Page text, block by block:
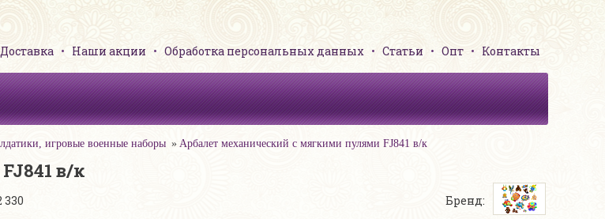
Доставка Наши акции Обработка персональных данных Статьи Опт Контакты
игровые военные наборы Арбалет механический с мягкими пулями FJ841 в/к
в/к
330 Бренд: